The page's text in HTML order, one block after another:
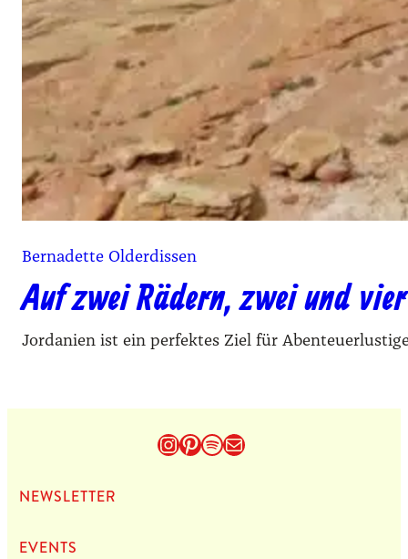
Bernadette Olderdissen
Auf zwei Rädern, zwei und
Jordanien ist ein perfektes Ziel für
Instagram
Pinterest
Spotify
E-Mail
NEWS­LET­TER
EVENTS